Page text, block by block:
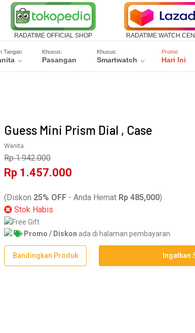
RADATIME OFFICIAL SHOP RADATIME WATCH
Tangan Khusus:
Pasangan
Khusus:
Smartwatch
Promo
Hari Ini
Guess Mini Prism Dial , Case
Wanita
Rp 1.942.000
Rp 1.457.000
(Diskon 25% OFF - Anda Hemat Rp 485,000)
Stok Habis
Promo / Diskon ada di halaman pembayaran
Bandingkan Produk Ingatkan